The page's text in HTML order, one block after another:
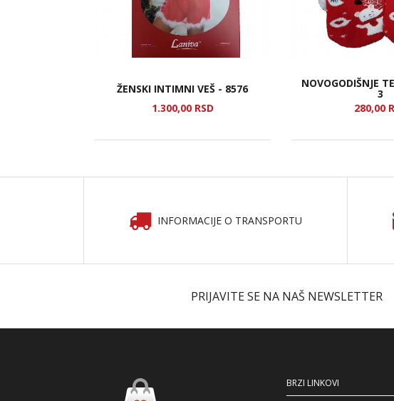
ŽENSKI INTIMNI VEŠ - 8576
1.300,00 RSD
NOVOGODIŠNJE
3
280,00
INFORMACIJE O TRANSPORTU
PRIJAVITE SE NA NAŠ NEWSLETTER
BRZI LINKOVI